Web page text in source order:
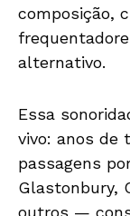
composição,
alternativo.
Essa
vivo: anos de
passagens
Glastonbury,
outros —